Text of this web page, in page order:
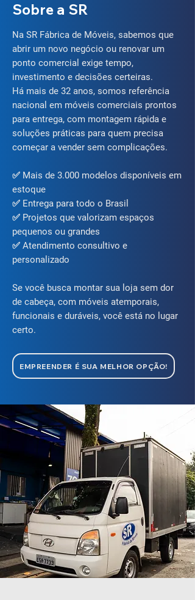
Sobre a SR
Na SR Fábrica de Móveis, sabemos que
abrir um novo negócio ou renovar um
ponto comercial exige tempo,
investimento e decisões certeiras.
Há mais de 32 anos, somos referência
nacional em móveis comerciais prontos
para entrega, com montagem rápida e
soluções práticas para quem precisa
começar a vender sem complicações.
✅ Mais de 3.000 modelos disponíveis em
estoque
✅ Entrega para todo o Brasil
✅ Projetos que valorizam espaços
pequenos ou grandes
✅ Atendimento consultivo e
personalizado
Se você busca montar sua loja sem dor
de cabeça, com móveis atemporais,
funcionais e duráveis, você está no lugar
certo.
EMPREENDER É SUA MELHOR OPÇÃO!